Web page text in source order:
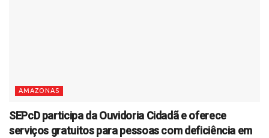
AMAZONAS
SEPcD participa da Ouvidoria Cidadã e oferece
serviços gratuitos para pessoas com deficiência em